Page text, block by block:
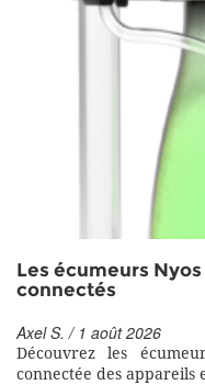
Les écumeurs
connectés
Axel S. / 1 août 2026
Découvrez les
connectée des appareils